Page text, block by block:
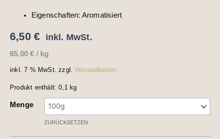
Eigenschaften: Aromatisiert
6,50 € inkl. MwSt.
65,00€ / kg
inkl. 7 % MwSt. zzgl.Versandkosten
Produkt enthält: 0,1 kg
Menge
ZURÜCKSETZEN